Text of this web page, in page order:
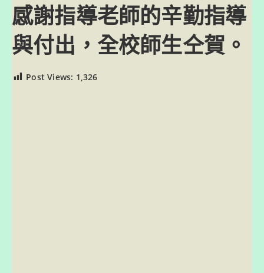
感謝指導老師的辛勤指導
與付出，全校師生仝賀。
Post Views: 1,326